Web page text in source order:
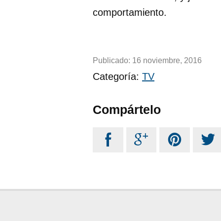
comportamiento.
Publicado: 16 noviembre, 2016
Categoría: TV
Compártelo
   